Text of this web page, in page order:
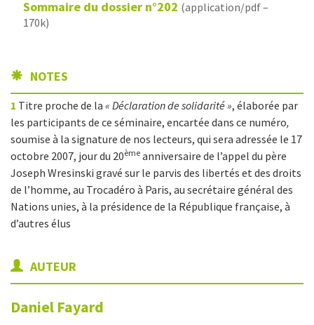
Sommaire du dossier n°202 (application/pdf –
170k)
NOTES
1 Titre proche de la « Déclaration de solidarité », élaborée par
les participants de ce séminaire, encartée dans ce numéro,
soumise à la signature de nos lecteurs, qui sera adressée le 17
octobre 2007, jour du 20ème anniversaire de l’appel du père
Joseph Wresinski gravé sur le parvis des libertés et des droits
de l’homme, au Trocadéro à Paris, au secrétaire général des
Nations unies, à la présidence de la République française, à
d’autres élus
AUTEUR
Daniel Fayard